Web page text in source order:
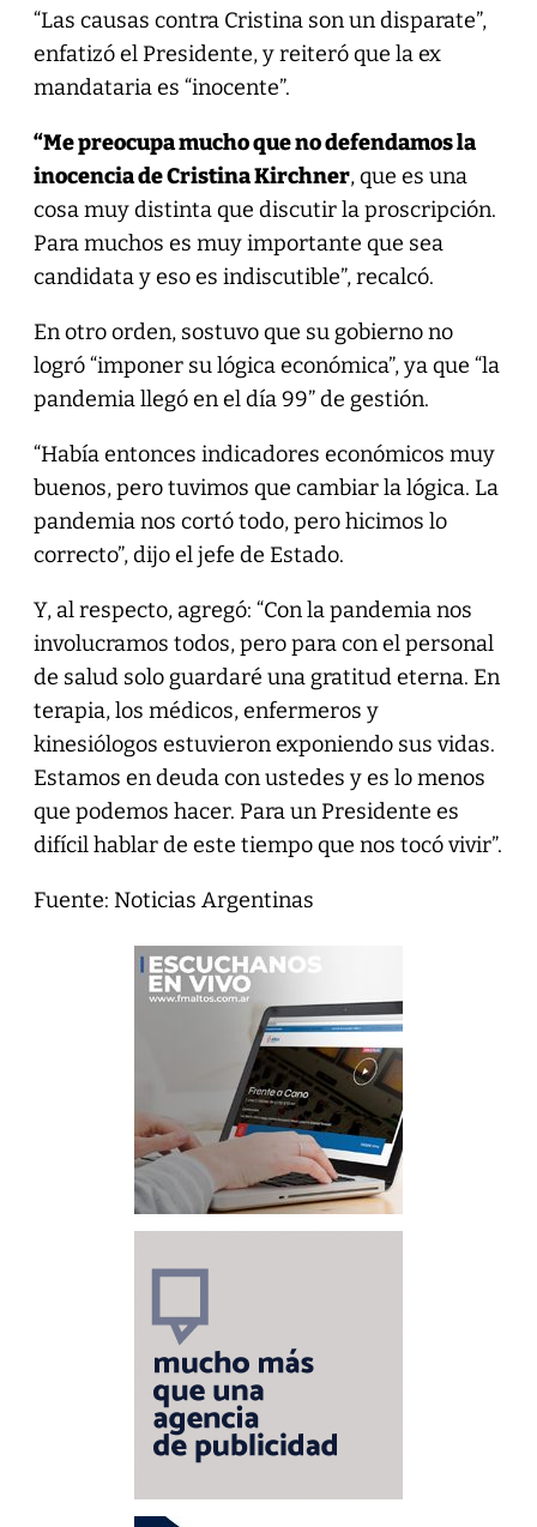
“Las causas contra Cristina son un disparate”,
enfatizó el Presidente, y reiteró que la ex
mandataria es “inocente”.
“Me preocupa mucho que no defendamos la
inocencia de Cristina Kirchner, que es una
cosa muy distinta que discutir la proscripción.
Para muchos es muy importante que sea
candidata y eso es indiscutible”, recalcó.
En otro orden, sostuvo que su gobierno no
logró “imponer su lógica económica”, ya que “la
pandemia llegó en el día 99” de gestión.
“Había entonces indicadores económicos muy
buenos, pero tuvimos que cambiar la lógica. La
pandemia nos cortó todo, pero hicimos lo
correcto”, dijo el jefe de Estado.
Y, al respecto, agregó: “Con la pandemia nos
involucramos todos, pero para con el personal
de salud solo guardaré una gratitud eterna. En
terapia, los médicos, enfermeros y
kinesiólogos estuvieron exponiendo sus vidas.
Estamos en deuda con ustedes y es lo menos
que podemos hacer. Para un Presidente es
difícil hablar de este tiempo que nos tocó vivir”.
Fuente: Noticias Argentinas